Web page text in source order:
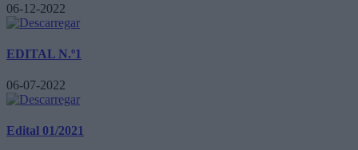
06-12-2022
EDITAL N.º1
06-07-2022
Edital 01/2021